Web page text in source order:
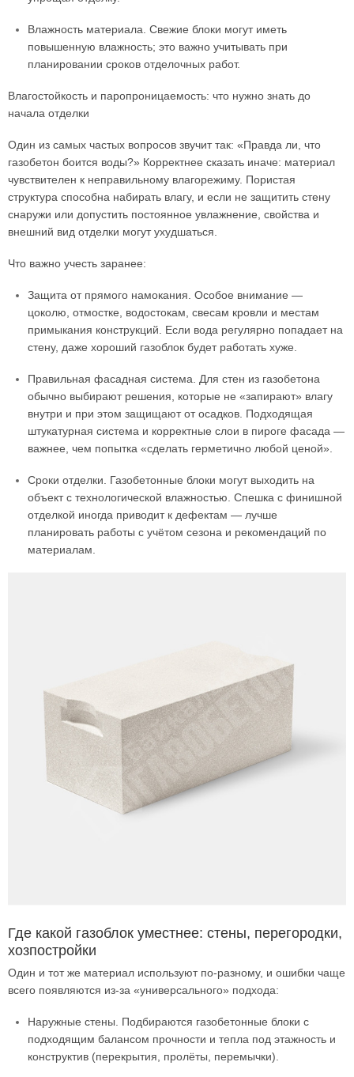
Влажность материала. Свежие блоки могут иметь
повышенную влажность; это важно учитывать при
планировании сроков отделочных работ.
Влагостойкость и паропроницаемость: что нужно знать до
начала отделки
Один из самых частых вопросов звучит так: «Правда ли, что
газобетон боится воды?» Корректнее сказать иначе: материал
чувствителен к неправильному влагорежиму. Пористая
структура способна набирать влагу, и если не защитить стену
снаружи или допустить постоянное увлажнение, свойства и
внешний вид отделки могут ухудшаться.
Что важно учесть заранее:
Защита от прямого намокания. Особое внимание —
цоколю, отмостке, водостокам, свесам кровли и местам
примыкания конструкций. Если вода регулярно попадает на
стену, даже хороший газоблок будет работать хуже.
Правильная фасадная система. Для стен из газобетона
обычно выбирают решения, которые не «запирают» влагу
внутри и при этом защищают от осадков. Подходящая
штукатурная система и корректные слои в пироге фасада —
важнее, чем попытка «сделать герметично любой ценой».
Сроки отделки. Газобетонные блоки могут выходить на
объект с технологической влажностью. Спешка с финишной
отделкой иногда приводит к дефектам — лучше
планировать работы с учётом сезона и рекомендаций по
материалам.
Где какой газоблок уместнее: стены, перегородки,
хозпостройки
Один и тот же материал используют по-разному, и ошибки чаще
всего появляются из-за «универсального» подхода:
Наружные стены. Подбираются газобетонные блоки с
подходящим балансом прочности и тепла под этажность и
конструктив (перекрытия, пролёты, перемычки).